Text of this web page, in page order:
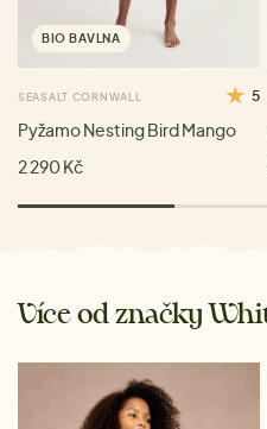
BIO BAVLNA
SEASALT CORNWALL 5
Pyžamo Nesting Bird Mango
2 290 Kč
Více od značky